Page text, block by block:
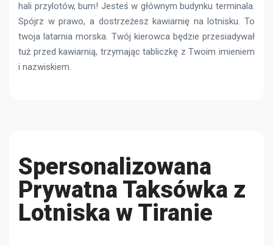
hali przylotów, bum! Jesteś w głównym budynku terminala.
Spójrz w prawo, a dostrzeżesz kawiarnię na lotnisku. To
twoja latarnia morska. Twój kierowca będzie przesiadywał
tuż przed kawiarnią, trzymając tabliczkę z Twoim imieniem
i nazwiskiem.
Spersonalizowana
Prywatna Taksówka z
Lotniska w Tiranie